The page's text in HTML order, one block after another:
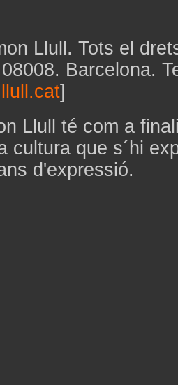
Llull. Tots el
Barcelona.
]
Llull té com a
cultura que s´hi
d'expressió.